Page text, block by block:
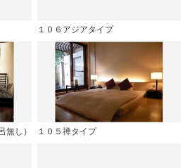
１０６アジアタイプ
無し） １０５禅タイプ